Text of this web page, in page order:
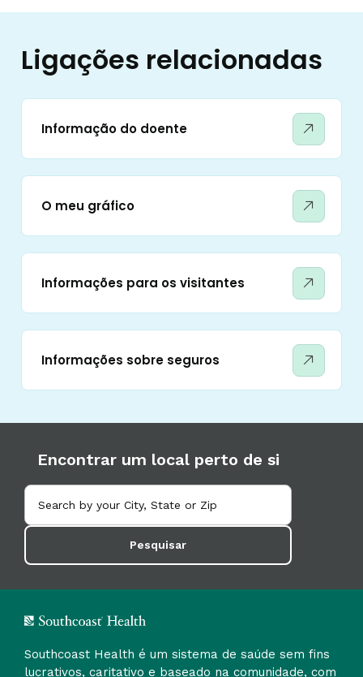
Ligações relacionadas
Informação do doente
O meu gráfico
Informações para os visitantes
Informações sobre seguros
Encontrar um local perto de si
Pesquisar
Southcoast Health é um sistema de saúde sem fins
lucrativos, caritativo e baseado na comunidade, com